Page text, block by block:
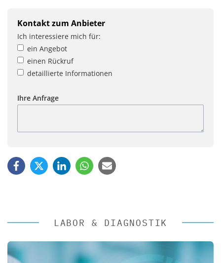
Kontakt zum Anbieter
Ich interessiere mich für:
ein Angebot
einen Rückruf
detaillierte Informationen
Ihre Anfrage
LABOR & DIAGNOSTIK